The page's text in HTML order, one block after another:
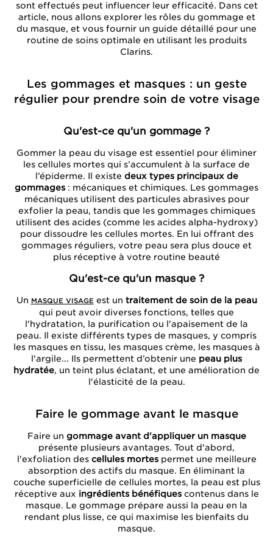
sont effectués peut influencer leur efficacité. Dans cet
article, nous allons explorer les rôles du gommage et
du masque, et vous fournir un guide détaillé pour une
routine de soins optimale en utilisant les produits
Clarins.
Les gommages et masques : un geste
régulier pour prendre soin de votre visage
Qu'est-ce qu'un gommage ?
Gommer la peau du visage est essentiel pour éliminer
les cellules mortes qui s’accumulent à la surface de
l’épiderme. Il existe deux types principaux de
gommages : mécaniques et chimiques. Les gommages
mécaniques utilisent des particules abrasives pour
exfolier la peau, tandis que les gommages chimiques
utilisent des acides (comme les acides alpha-hydroxy)
pour dissoudre les cellules mortes. En lui offrant des
gommages réguliers, votre peau sera plus douce et
plus réceptive à votre routine beauté
Qu'est-ce qu'un masque ?
Un MASQUE VISAGE est un traitement de soin de la peau
qui peut avoir diverses fonctions, telles que
l'hydratation, la purification ou l'apaisement de la
peau. Il existe différents types de masques, y compris
les masques en tissu, les masques crème, les masques à
l'argile... Ils permettent d’obtenir une peau plus
hydratée, un teint plus éclatant, et une amélioration de
l'élasticité de la peau.
Faire le gommage avant le masque
Faire un gommage avant d'appliquer un masque
présente plusieurs avantages. Tout d'abord,
l'exfoliation des cellules mortespermet une meilleure
absorption des actifs du masque. En éliminant la
couche superficielle de cellules mortes, la peau est plus
réceptive aux ingrédients bénéfiquescontenus dans le
masque. Le gommage prépare aussi la peau en la
rendant plus lisse, ce qui maximise les bienfaits du
masque.